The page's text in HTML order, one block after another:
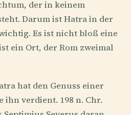
der in keinem
Darum ist Hatra in der
Es ist nicht bloß eine
ein Ort, der Rom zweimal
hat den Genuss einer
verdient. 198 n. Chr.